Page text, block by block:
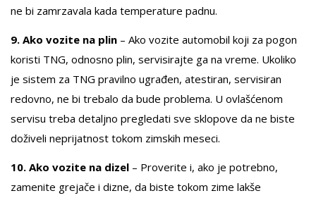
ne bi zamrzavala kada temperature padnu.
9. Ako vozite na plin – Ako vozite automobil koji za pogon
koristi TNG, odnosno plin, servisirajte ga na vreme. Ukoliko
je sistem za TNG pravilno ugrađen, atestiran, servisiran
redovno, ne bi trebalo da bude problema. U ovlašćenom
servisu treba detaljno pregledati sve sklopove da ne biste
doživeli neprijatnost tokom zimskih meseci.
10. Ako vozite na dizel – Proverite i, ako je potrebno,
zamenite grejače i dizne, da biste tokom zime lakše